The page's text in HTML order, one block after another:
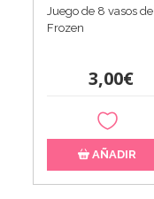
Juego de 8 vasos de
Frozen
3,00€
AÑADIR